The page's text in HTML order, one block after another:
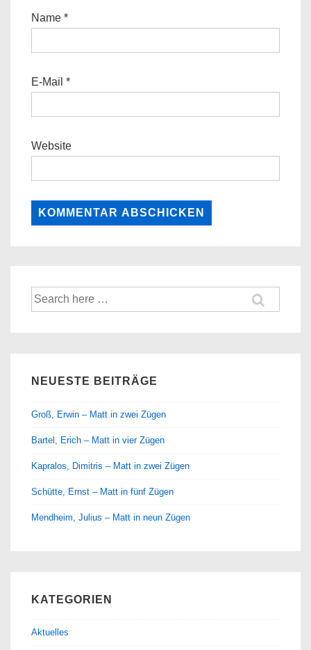
Name *
E-Mail *
Website
Suche
nach:
NEUESTE BEITRÄGE
Groß, Erwin – Matt in zwei Zügen
Bartel, Erich – Matt in vier Zügen
Kapralos, Dimitris – Matt in zwei Zügen
Schütte, Ernst – Matt in fünf Zügen
Mendheim, Julius – Matt in neun Zügen
KATEGORIEN
Aktuelles